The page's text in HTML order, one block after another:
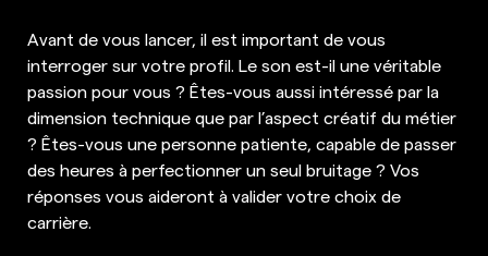
Avant de vous lancer, il est important de vous
interroger sur votre profil. Le son est-il une véritable
passion pour vous ? Êtes-vous aussi intéressé par la
dimension technique que par l’aspect créatif du métier
? Êtes-vous une personne patiente, capable de passer
des heures à perfectionner un seul bruitage ? Vos
réponses vous aideront à valider votre choix de
carrière.